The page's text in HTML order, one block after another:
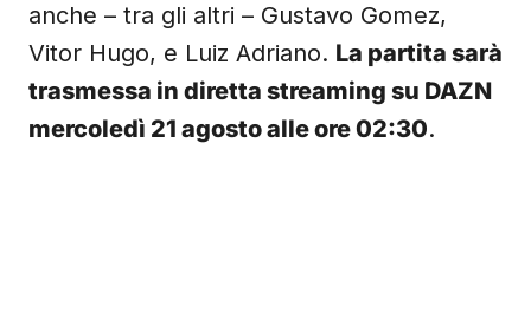
anche – tra gli altri – Gustavo Gomez,
Vitor Hugo, e Luiz Adriano. La partita sarà
trasmessa in diretta streaming su DAZN
mercoledì 21 agosto alle ore 02:30.